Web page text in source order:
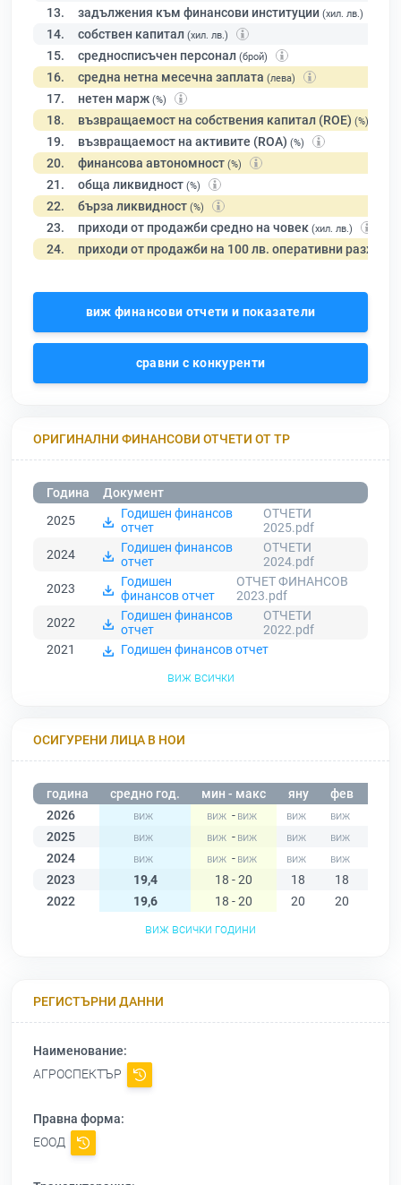
13. задължения към финансови институции (хил. лв.)
14. собствен капитал (хил. лв.)
15. средносписъчен персонал (брой)
16. средна нетна месечна заплата (лева)
17. нетен марж (%)
18. възвращаемост на собствения капитал (ROE) (%)
19. възвращаемост на активите (ROA) (%)
20. финансова автономност (%)
21. обща ликвидност (%)
22. бърза ликвидност (%)
23. приходи от продажби средно на човек (хил. лв.)
24. приходи от продажби на 100 лв. оперативни разходи
виж финансови отчети и показатели
сравни с конкуренти
ОРИГИНАЛНИ ФИНАНСОВИ ОТЧЕТИ ОТ ТР
Година
Документ
2025
Годишен финансов
отчет
ОТЧЕТИ
2025.pdf
2024
Годишен финансов
отчет
ОТЧЕТИ
2024.pdf
2023
Годишен
финансов отчет
ОТЧЕТ ФИНАНСОВ
2023.pdf
2022
Годишен финансов
отчет
ОТЧЕТИ
2022.pdf
2021
Годишен финансов отчет
виж всички
ОСИГУРЕНИ ЛИЦА В НОИ
година средно год. мин - макс яну фев
2026
-
2025
-
2024
-
2023
19,4 18 - 20 18 18
2022
19,6 18 - 20 20 20
виж всички години
РЕГИСТЪРНИ ДАННИ
Наименование:
АГРОСПЕКТЪР
Правна форма:
ЕООД